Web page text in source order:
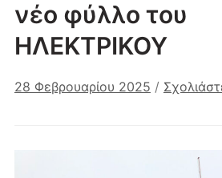
νέο φύλλο του
ΗΛΕΚΤΡΙΚΟΥ
28 Φεβρουαρίου 2025 /